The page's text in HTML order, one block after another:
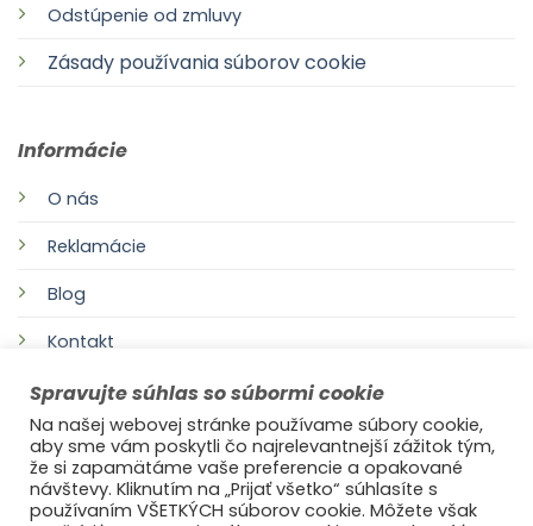
Odstúpenie od zmluvy
Zásady používania súborov cookie
Informácie
O nás
Reklamácie
Blog
Kontakt
Spravujte súhlas so súbormi cookie
Na našej webovej stránke používame súbory cookie,
aby sme vám poskytli čo najrelevantnejší zážitok tým,
že si zapamätáme vaše preferencie a opakované
návštevy. Kliknutím na „Prijať všetko“ súhlasíte s
používaním VŠETKÝCH súborov cookie. Môžete však